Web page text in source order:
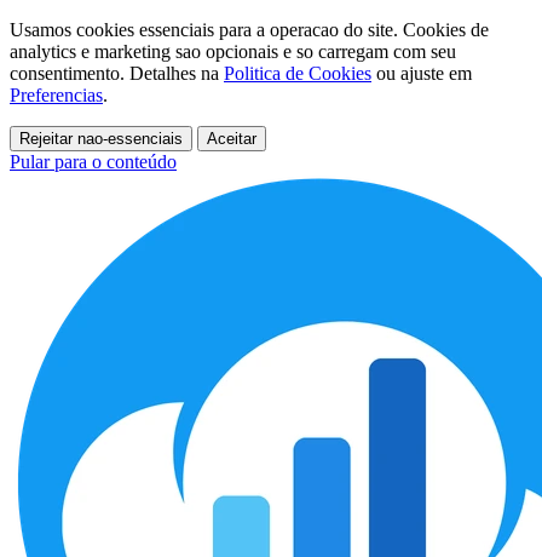
Usamos cookies essenciais para a operacao do site. Cookies de
analytics e marketing sao opcionais e so carregam com seu
consentimento. Detalhes na Politica de Cookies ou ajuste em
Preferencias.
Rejeitar nao-essenciais Aceitar
Pular para o conteúdo